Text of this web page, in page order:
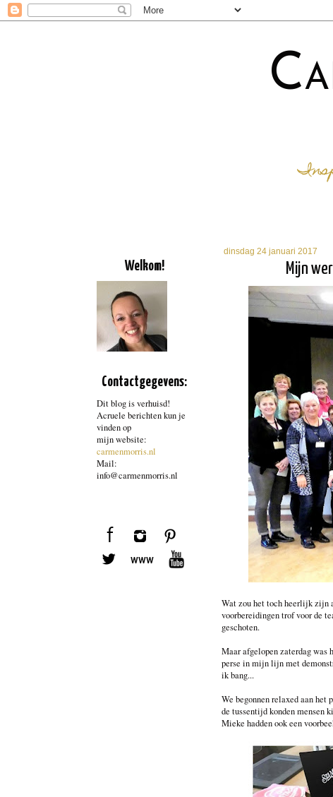
dinsdag 24 januari 2017
Mijn
Wat zou het toch heerlijk zijn
voorbereidingen trof voor de
geschoten.
Maar afgelopen zaterdag
perse in mijn lijn met
ik bang...
We begonnen relaxed aan
de tussentijd konden mensen
Mieke hadden ook een
Welkom!
Contactgegevens:
Dit blog is verhuisd!
Acruele berichten kun je
vinden op
mijn website:
carmenmorris.nl
Mail:
info@carmenmorris.nl